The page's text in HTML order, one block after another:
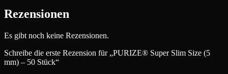
Rezensionen
Es gibt noch keine Rezensionen.
Schreibe die erste Rezension für „PURIZE® Super Slim Size (5
mm) – 50 Stück“